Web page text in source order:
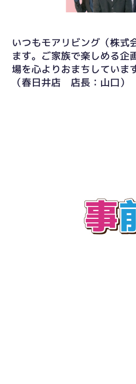
いつもモアリビング（株式
ます。ご家族で楽しめる企
場を心よりおまちしていま
（春日井店 店長：山口）